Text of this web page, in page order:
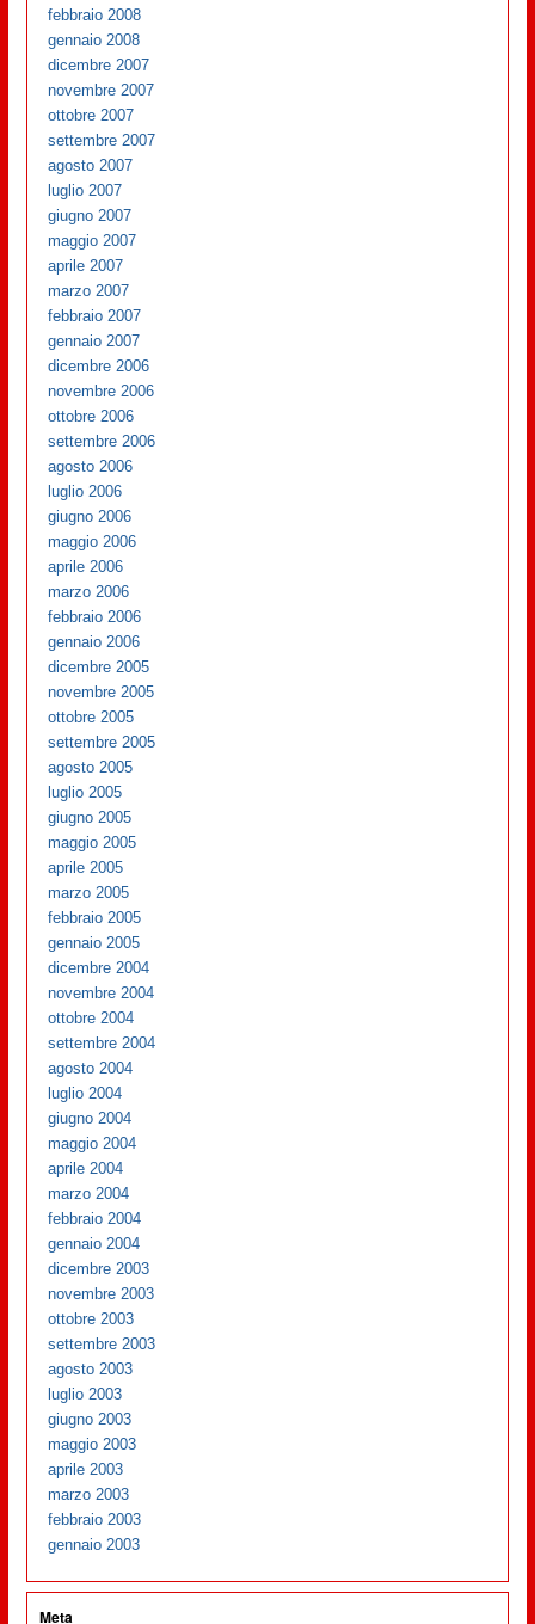
febbraio 2008
gennaio 2008
dicembre 2007
novembre 2007
ottobre 2007
settembre 2007
agosto 2007
luglio 2007
giugno 2007
maggio 2007
aprile 2007
marzo 2007
febbraio 2007
gennaio 2007
dicembre 2006
novembre 2006
ottobre 2006
settembre 2006
agosto 2006
luglio 2006
giugno 2006
maggio 2006
aprile 2006
marzo 2006
febbraio 2006
gennaio 2006
dicembre 2005
novembre 2005
ottobre 2005
settembre 2005
agosto 2005
luglio 2005
giugno 2005
maggio 2005
aprile 2005
marzo 2005
febbraio 2005
gennaio 2005
dicembre 2004
novembre 2004
ottobre 2004
settembre 2004
agosto 2004
luglio 2004
giugno 2004
maggio 2004
aprile 2004
marzo 2004
febbraio 2004
gennaio 2004
dicembre 2003
novembre 2003
ottobre 2003
settembre 2003
agosto 2003
luglio 2003
giugno 2003
maggio 2003
aprile 2003
marzo 2003
febbraio 2003
gennaio 2003
Meta